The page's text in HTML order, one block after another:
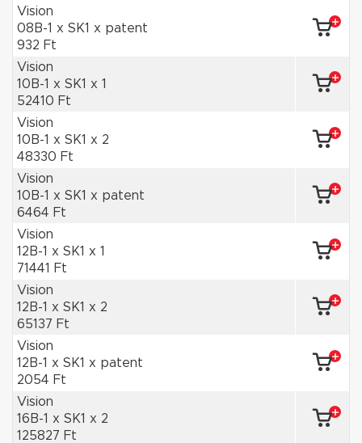
Vision
08B-1 x SK1 x patent
932 Ft
Vision
10B-1 x SK1 x 1
52410 Ft
Vision
10B-1 x SK1 x 2
48330 Ft
Vision
10B-1 x SK1 x patent
6464 Ft
Vision
12B-1 x SK1 x 1
71441 Ft
Vision
12B-1 x SK1 x 2
65137 Ft
Vision
12B-1 x SK1 x patent
2054 Ft
Vision
16B-1 x SK1 x 2
125827 Ft